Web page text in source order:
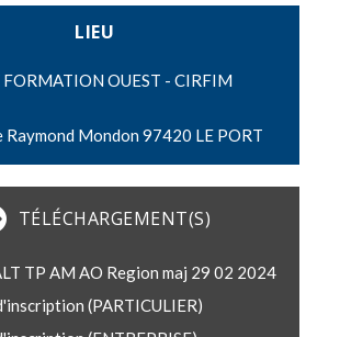
LIEU
FORMATION OUEST - CIRFIM
Raymond Mondon 97420 LE PORT
TÉLÉCHARGEMENT(S)
TP AM AO Region maj 29 02 2024
(PARTICULIER)